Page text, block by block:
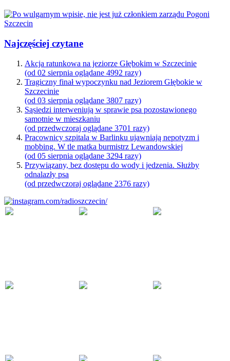
Najczęściej czytane
Akcja ratunkowa na jeziorze Głębokim w Szczecinie
(od 02 sierpnia oglądane 4992 razy)
Tragiczny finał wypoczynku nad Jeziorem Głębokie w
Szczecinie
(od 03 sierpnia oglądane 3807 razy)
Sąsiedzi interweniują w sprawie psa pozostawionego
samotnie w mieszkaniu
(od przedwczoraj oglądane 3701 razy)
Pracownicy szpitala w Barlinku ujawniają nepotyzm i
mobbing. W tle matka burmistrz Lewandowskiej
(od 05 sierpnia oglądane 3294 razy)
Przywiązany, bez dostępu do wody i jedzenia. Służby
odnalazły psa
(od przedwczoraj oglądane 2376 razy)